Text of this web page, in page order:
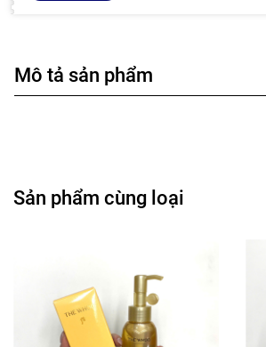
Mô tả sản phẩm
Sản phẩm cùng loại